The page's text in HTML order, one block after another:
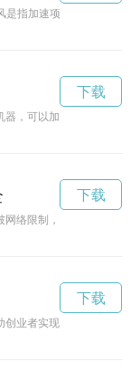
是指加速项目现值增长的
，可以加速粒子达到接
下载
网络限制，提升网速的工
下载
业者实现梦想的平台，
下载